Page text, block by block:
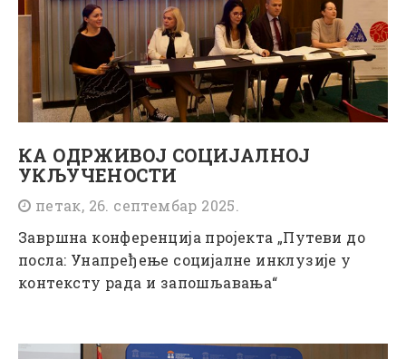
КА ОДРЖИВОЈ СОЦИЈАЛНОЈ
УКЉУЧЕНОСТИ
петак, 26. септембар 2025.
Завршна конференција пројекта „Путеви до
посла: Унапређење социјалне инклузије у
контексту рада и запошљавања“